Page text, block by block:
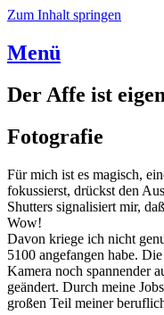
Zum Inhalt springen
Menü
Der Affe ist
Fotografie
Für mich ist es magisch,
fokussierst, drückst den
Shutters signalisiert mir,
Wow!
Davon kriege ich nicht
5100 angefangen habe.
Kamera noch spannender
geändert. Durch meine
großen Teil meiner